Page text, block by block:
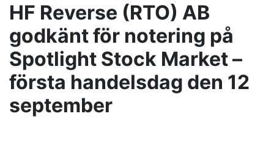
HF Reverse (RTO) AB
godkänt för notering på
Spotlight Stock Market –
första handelsdag den 12
september